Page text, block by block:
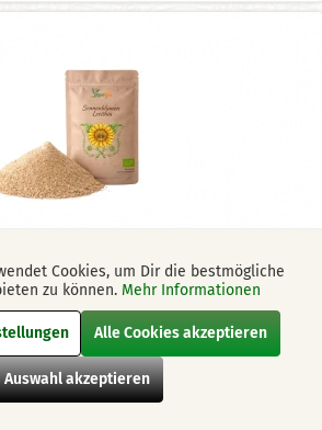
Vegaya
Lecithin - bio
aus Bio-Sonnenblumenkernen
für Smoothies, Saucen und Backwaren
im Geschmack und fein löslich
Aktiv
Aktiv
Cookies, um Dir die bestmögliche
zu können. Mehr Informationen
Alle Cookies akzeptieren
Auswahl akzeptieren